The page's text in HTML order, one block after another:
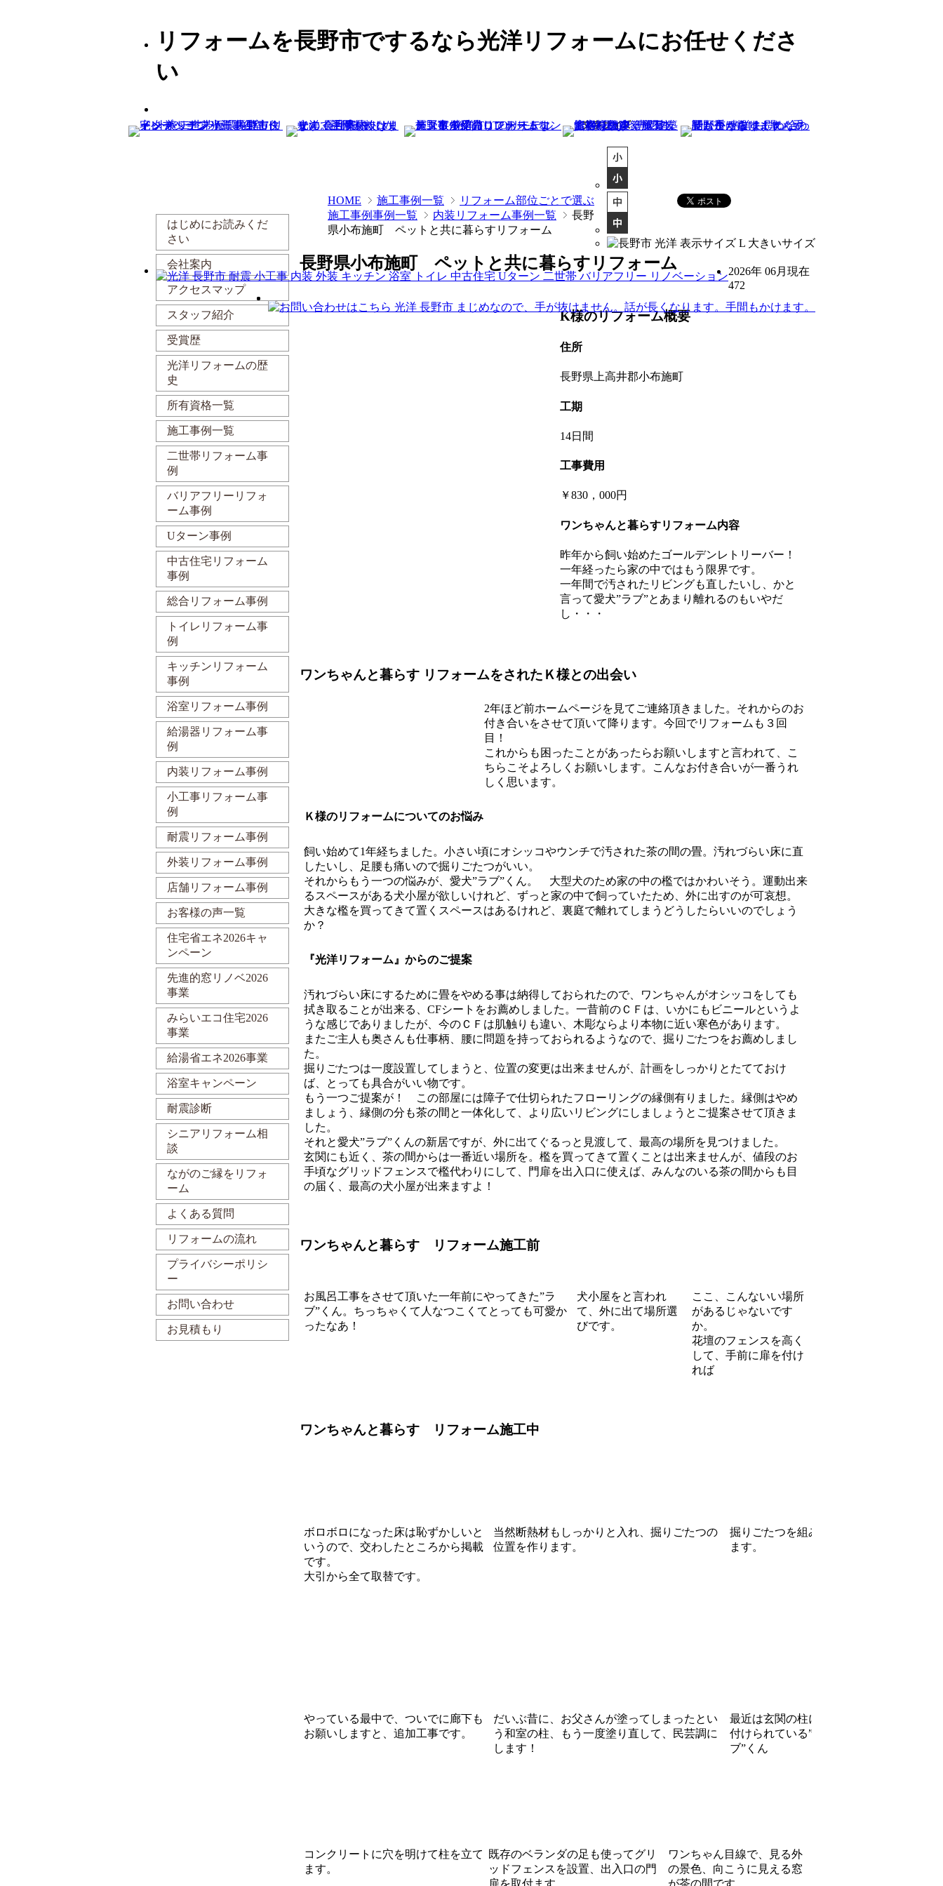
リフォームを長野市でするなら光洋リフォームにお任せくださ
い
2026年 06月現在
472
HOME 施工事例一覧
リフォーム部位ごとで選ぶ
施工事例事例一覧
内装リフォーム事例一覧
長野
県小布施町 ペットと共に暮らすリフォーム
長野県小布施町 ペットと共に暮らすリフォーム
K様のリフォーム概要
住所
長野県上高井郡小布施町
工期
14日間
工事費用
￥830，000円
ワンちゃんと暮らすリフォーム内容
昨年から飼い始めたゴールデンレトリーバー！
一年経ったら家の中ではもう限界です。
一年間で汚されたリビングも直したいし、かと
言って愛犬”ラブ”とあまり離れるのもいやだ
し・・・
ワンちゃんと暮らす リフォームをされたＫ様との出会い
2年ほど前ホームページを見てご連絡頂きました。それからのお
付き合いをさせて頂いて降ります。今回でリフォームも３回
目！
これからも困ったことがあったらお願いしますと言われて、こ
ちらこそよろしくお願いします。こんなお付き合いが一番うれ
しく思います。
Ｋ様のリフォームについてのお悩み
飼い始めて1年経ちました。小さい頃にオシッコやウンチで汚された茶の間の畳。汚れづらい床に直
したいし、足腰も痛いので掘りごたつがいい。
それからもう一つの悩みが、愛犬”ラブ”くん。 大型犬のため家の中の檻ではかわいそう。運動出来
るスペースがある犬小屋が欲しいけれど、ずっと家の中で飼っていたため、外に出すのが可哀想。
大きな檻を買ってきて置くスペースはあるけれど、裏庭で離れてしまうどうしたらいいのでしょう
か？
『光洋リフォーム』からのご提案
汚れづらい床にするために畳をやめる事は納得しておられたので、ワンちゃんがオシッコをしても
拭き取ることが出来る、CFシートをお薦めしました。一昔前のＣＦは、いかにもビニールというよ
うな感じでありましたが、今のＣＦは肌触りも違い、木彫ならより本物に近い寒色があります。
またご主人も奥さんも仕事柄、腰に問題を持っておられるようなので、掘りごたつをお薦めしまし
た。
掘りごたつは一度設置してしまうと、位置の変更は出来ませんが、計画をしっかりとたてておけ
ば、とっても具合がいい物です。
もう一つご提案が！ この部屋には障子で仕切られたフローリングの縁側有りました。縁側はやめ
ましょう、縁側の分も茶の間と一体化して、より広いリビングにしましょうとご提案させて頂きま
した。
それと愛犬”ラブ”くんの新居ですが、外に出てぐるっと見渡して、最高の場所を見つけました。
玄関にも近く、茶の間からは一番近い場所を。檻を買ってきて置くことは出来ませんが、値段のお
手頃なグリッドフェンスで檻代わりにして、門扉を出入口に使えば、みんなのいる茶の間からも目
の届く、最高の犬小屋が出来ますよ！
ワンちゃんと暮らす リフォーム施工前
お風呂工事をさせて頂いた一年前にやってきた”ラ
ブ”くん。ちっちゃくて人なつこくてとっても可愛か
ったなあ！
犬小屋をと言われ
て、外に出て場所選
びです。
ここ、こんないい場所
があるじゃないです
か。
花壇のフェンスを高く
して、手前に扉を付け
れば
ワンちゃんと暮らす リフォーム施工中
ボロボロになった床は恥ずかしいと
いうので、交わしたところから掲載
です。
大引から全て取替です。
当然断熱材もしっかりと入れ、掘りごたつの
位置を作ります。
掘りごたつを組み込み
ます。
やっている最中で、ついでに廊下も
お願いしますと、追加工事です。
だいぶ昔に、お父さんが塗ってしまったとい
う和室の柱、もう一度塗り直して、民芸調に
します！
最近は玄関の柱に縛り
付けられている”ラ
ブ”くん
コンクリートに穴を明けて柱を立て
ます。
既存のベランダの足も使ってグリ
ッドフェンスを設置、出入口の門
ワンちゃん目線で、見る外
の景色、向こうに見える窓
はじめにお読みくだ
さい
会社案内
アクセスマップ
スタッフ紹介
受賞歴
光洋リフォームの歴
史
所有資格一覧
施工事例一覧
二世帯リフォーム事
例
バリアフリーリフォ
ーム事例
Uターン事例
中古住宅リフォーム
事例
総合リフォーム事例
トイレリフォーム事
例
キッチンリフォーム
事例
浴室リフォーム事例
給湯器リフォーム事
例
内装リフォーム事例
小工事リフォーム事
例
耐震リフォーム事例
外装リフォーム事例
店舗リフォーム事例
お客様の声一覧
住宅省エネ2026キャ
ンペーン
先進的窓リノベ2026
事業
みらいエコ住宅2026
事業
給湯省エネ2026事業
浴室キャンペーン
耐震診断
シニアリフォーム相
談
ながのご縁をリフォ
ーム
よくある質問
リフォームの流れ
プライバシーポリシ
ー
お問い合わせ
お見積もり